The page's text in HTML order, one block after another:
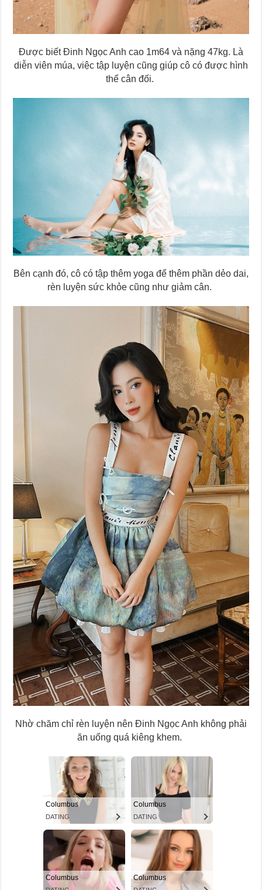
Được biết Đinh Ngọc Anh cao 1m64 và nặng 47kg. Là
diễn viên múa, việc tập luyện cũng giúp cô có được hình
thể cân đối.
Bên cạnh đó, cô có tập thêm yoga để thêm phần dẻo dai,
rèn luyện sức khỏe cũng như giảm cân.
Nhờ chăm chỉ rèn luyện nên Đinh Ngọc Anh không phải
ăn uống quá kiêng khem.